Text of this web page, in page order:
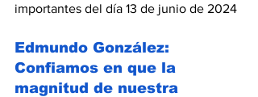
importantes del día 13 de junio de 2024
Edmundo González:
Confiamos en que la
magnitud de nuestra